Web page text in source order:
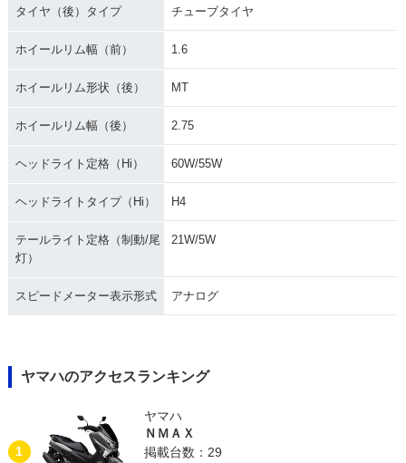
タイヤ（後）タイプ チューブタイヤ
ホイールリム幅（前） 1.6
ホイールリム形状（後） MT
ホイールリム幅（後） 2.75
ヘッドライト定格（Hi） 60W/55W
ヘッドライトタイプ（Hi） H4
テールライト定格（制動/尾
灯）
21W/5W
スピードメーター表示形式 アナログ
ヤマハのアクセスランキング
1
ヤマハ
ＮＭＡＸ
掲載台数：29